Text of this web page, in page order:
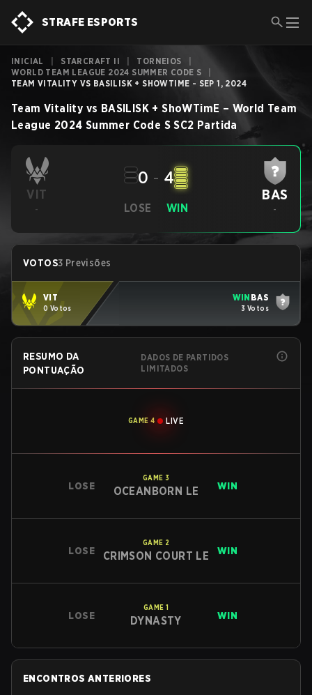
STRAFE ESPORTS
INICIAL STARCRAFT II TORNEIOS
WORLD TEAM LEAGUE 2024 SUMMER CODE S
TEAM VITALITY VS BASILISK + SHOWTIME - SEP 1, 2024
Team Vitality vs BASILISK + ShoWTimE – World Team
League 2024 Summer Code S SC2 Partida
VIT
- LOSE
0 - 4
WIN
BAS
-
VOTOS3 Previsões
VIT
0 Votos
WIN BAS
3 Votos
RESUMO DA
PONTUAÇÃO
DADOS DE PARTIDOS
LIMITADOS
GAME 4 LIVE
LOSE
GAME 3
OCEANBORN LE WIN
LOSE
GAME 2
CRIMSON COURT LE WIN
LOSE
GAME 1
DYNASTY WIN
ENCONTROS ANTERIORES